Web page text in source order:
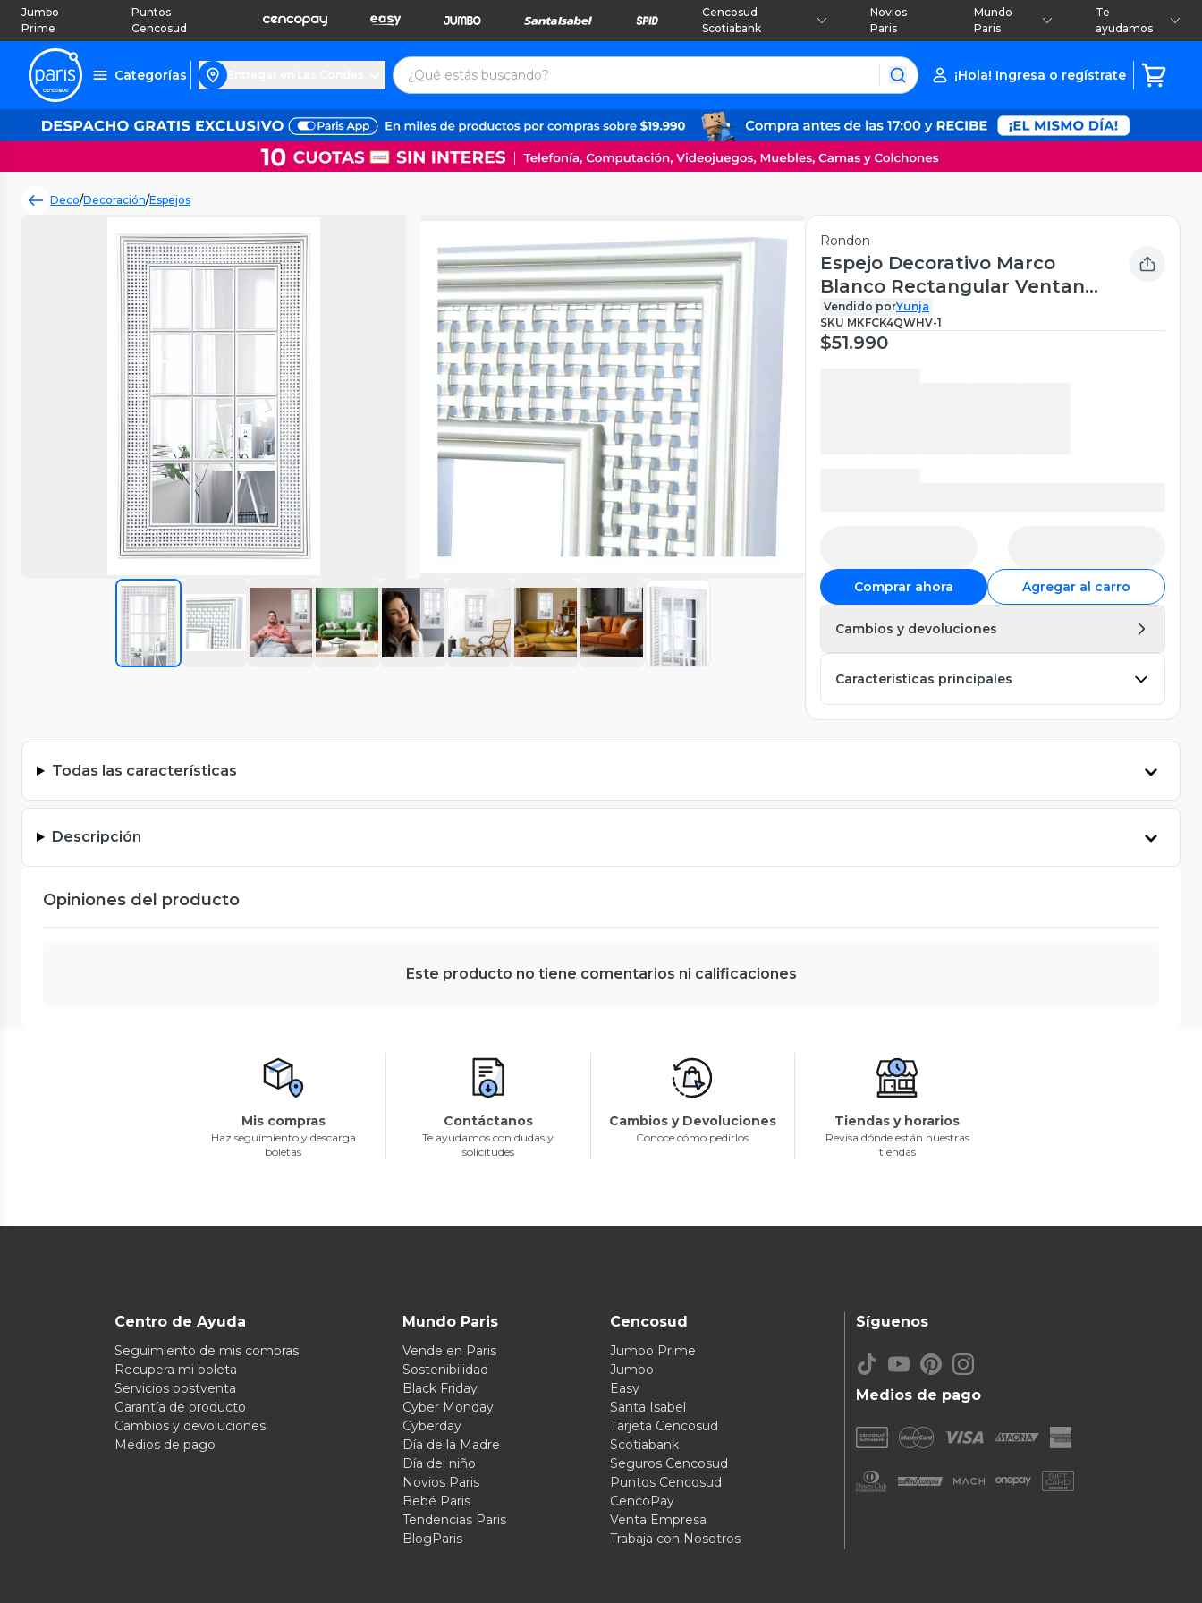
Jumbo
Prime
Puntos
Cencosud
Cencosud
Scotiabank
Novios
Paris
Mundo
Paris
Te
ayudamos
Categorías ¡Hola! Ingresa o regístrate
Deco/Decoración/Espejos
Rondon
Espejo Decorativo Marco
Blanco Rectangular Ventana
Jhn
Vendido porYunja
SKU MKFCK4QWHV-1
$51.990
Comprar ahora Agregar al carro
Cambios y devoluciones
Características principales
Todas las características
Descripción
Opiniones del producto
Este producto no tiene comentarios ni calificaciones
Mis compras
Haz seguimiento y descarga
boletas
Contáctanos
Te ayudamos con dudas y
solicitudes
Cambios y Devoluciones
Conoce cómo pedirlos
Tiendas y horarios
Revisa dónde están nuestras
tiendas
Centro de Ayuda
Seguimiento de mis compras
Recupera mi boleta
Servicios postventa
Garantía de producto
Cambios y devoluciones
Medios de pago
Mundo Paris
Vende en Paris
Sostenibilidad
Black Friday
Cyber Monday
Cyberday
Día de la Madre
Día del niño
Novios Paris
Bebé Paris
Tendencias Paris
BlogParis
Cencosud
Jumbo Prime
Jumbo
Easy
Santa Isabel
Tarjeta Cencosud
Scotiabank
Seguros Cencosud
Puntos Cencosud
CencoPay
Venta Empresa
Trabaja con Nosotros
Medios de pago
Síguenos